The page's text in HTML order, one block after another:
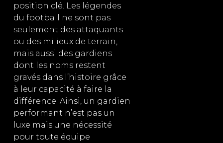
position clé. Les légendes
du football ne sont pas
seulement des attaquants
ou des milieux de terrain,
mais aussi des gardiens
dont les noms restent
gravés dans l’histoire grâce
à leur capacité à faire la
différence. Ainsi, un gardien
performant n’est pas un
luxe mais une nécessité
pour toute équipe